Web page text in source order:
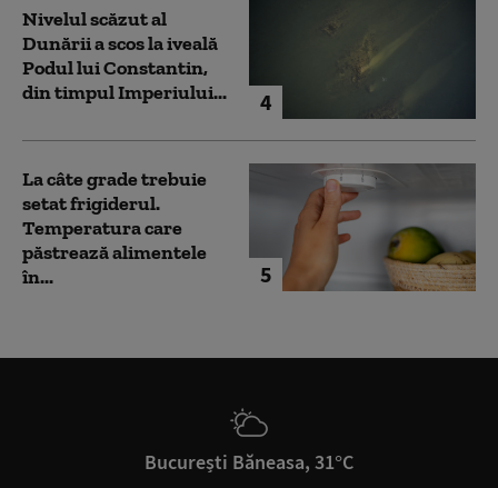
4
Nivelul scăzut al
Dunării a scos la iveală
Podul lui Constantin,
din timpul Imperiului...
5
La câte grade trebuie
setat frigiderul.
Temperatura care
păstrează alimentele
în...
București Băneasa, 31°C